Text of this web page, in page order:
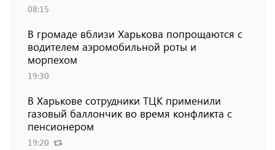
08:15
В громаде вблизи Харькова попрощаются с
водителем аэромобильной роты и
морпехом
19:30
В Харькове сотрудники ТЦК применили
газовый баллончик во время конфликта с
пенсионером
19:20